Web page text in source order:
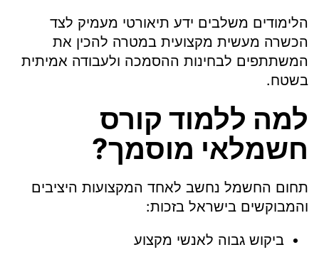
הלימודים משלבים ידע תיאורטי מעמיק לצד
הכשרה מעשית מקצועית במטרה להכין את
המשתתפים לבחינות ההסמכה ולעבודה אמיתית
בשטח.
למה ללמוד קורס
חשמלאי מוסמך?
תחום החשמל נחשב לאחד המקצועות היציבים
והמבוקשים בישראל בזכות:
ביקוש גבוה לאנשי מקצוע